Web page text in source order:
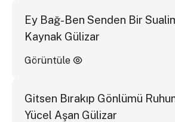
Ey Bağ-Ben Senden Bir
Kaynak Gülizar
Görüntüle
Gitsen Bırakıp Gönlümü
Yücel Aşan Gülizar